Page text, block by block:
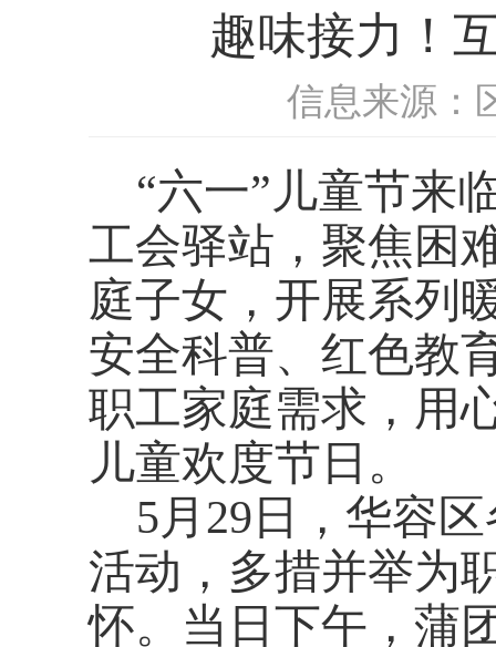
趣味接力！
信息来源：
“六一”儿童节来
工会驿站，聚焦困
庭子女，开展系列
安全科普、红色教
职工家庭需求，用
儿童欢度节日。
5月29日，华容
活动，多措并举为
怀。当日下午，蒲